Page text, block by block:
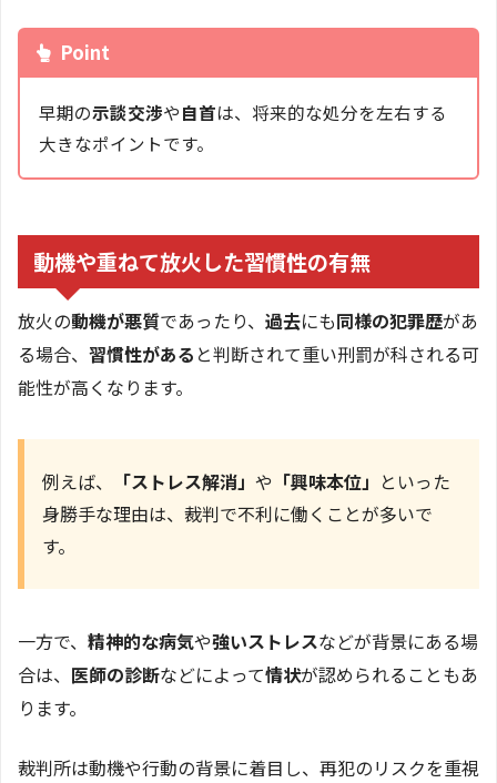
Point
早期の示談交渉や自首は、将来的な処分を左右する
大きなポイントです。
動機や重ねて放火した習慣性の有無
放火の動機が悪質であったり、 過去にも同様の犯罪歴があ
る場合、 習慣性がある と判断されて重い刑罰が科される可
能性が高くなります。
例えば、 「ストレス解消」 や 「興味本位」 といった
身勝手な理由は、裁判で不利に働くことが多いで
す。
一方で、 精神的な病気や強いストレスなどが背景にある場
合は、 医師の診断などによって情状が認められることもあ
ります。
裁判所は動機や行動の背景に着目し、再犯のリスクを重視